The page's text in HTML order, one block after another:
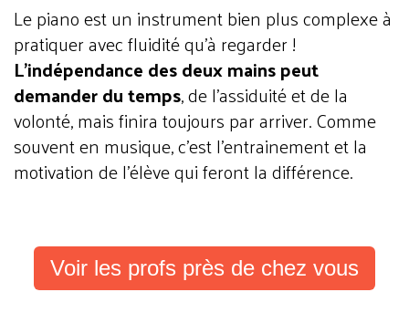
Le piano est un instrument bien plus complexe à
pratiquer avec fluidité qu’à regarder !
L’indépendance des deux mains peut
demander du temps, de l’assiduité et de la
volonté, mais finira toujours par arriver. Comme
souvent en musique, c’est l’entrainement et la
motivation de l’élève qui feront la différence.
Voir les profs près de chez vous